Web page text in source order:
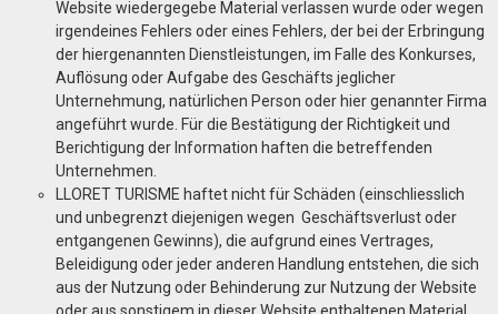
Website wiedergegebe Material verlassen wurde oder wegen
irgendeines Fehlers oder eines Fehlers, der bei der Erbringung
der hiergenannten Dienstleistungen, im Falle des Konkurses,
Auflösung oder Aufgabe des Geschäfts jeglicher
Unternehmung, natürlichen Person oder hier genannter Firma
angeführt wurde. Für die Bestätigung der Richtigkeit und
Berichtigung der Information haften die betreffenden
Unternehmen.
LLORET TURISME haftet nicht für Schäden (einschliesslich
und unbegrenzt diejenigen wegen Geschäftsverlust oder
entgangenen Gewinns), die aufgrund eines Vertrages,
Beleidigung oder jeder anderen Handlung entstehen, die sich
aus der Nutzung oder Behinderung zur Nutzung der Website